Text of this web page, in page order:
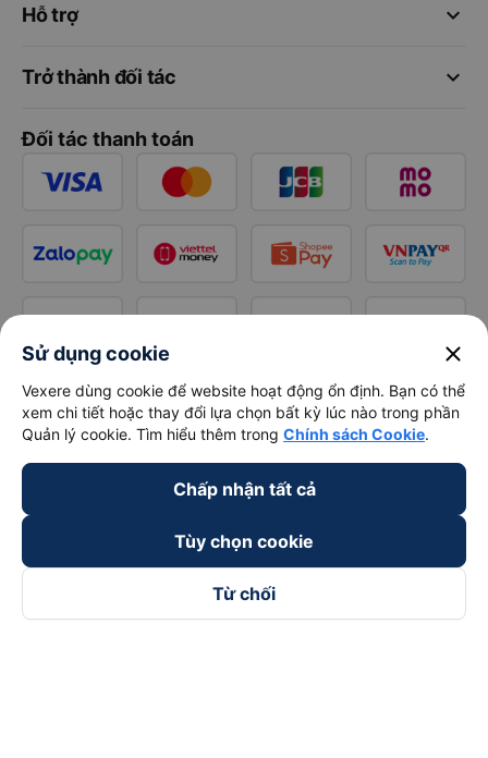
keyboard_arrow_down
Hỗ trợ
keyboard_arrow_down
Trở thành đối tác
Đối tác thanh toán
Sử dụng cookie close
Vexere dùng cookie để website hoạt động ổn định. Bạn có thể
xem chi tiết hoặc thay đổi lựa chọn bất kỳ lúc nào trong phần
Quản lý cookie. Tìm hiểu thêm trong Chính sách Cookie.
Chấp nhận tất cả
Tùy chọn cookie
Từ chối